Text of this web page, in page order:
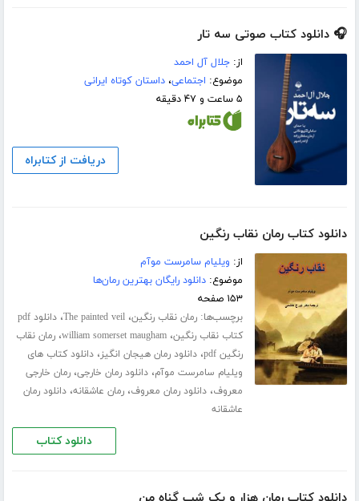
🎧 دانلود کتاب صوتی سه تار
از:جلال آل احمد
موضوع: اجتماعی،داستان کوتاه ایرانی
۵ ساعت و ۴۷ دقیقه
دریافت از کتابراه
دانلود کتاب رمان نقاب رنگین
از: ویلیام سامرست موآم
موضوع:دانلود رایگان بهترین رمان‌ها
۱۵۳ صفحه
برچسب‌ها:رمان نقاب رنگین،The painted veil،
دانلود pdf
کتاب نقاب رنگین،william somerset maugham،رمان نقاب
رنگین pdf
،دانلود رمان هیجان انگیز،دانلود کتاب های
ویلیام سامرست موآم،دانلود رمان خارجی،رمان خارجی
معروف،دانلود رمان معروف،رمان عاشقانه،دانلود رمان
عاشقانه
دانلود کتاب